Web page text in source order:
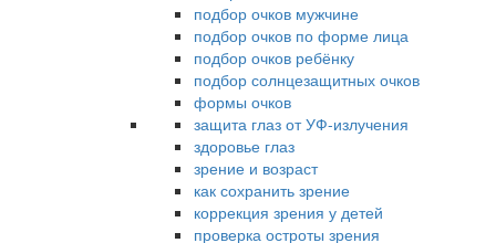
подбор очков мужчине
подбор очков по форме лица
подбор очков ребёнку
подбор солнцезащитных очков
формы очков
защита глаз от УФ-излучения
здоровье глаз
зрение и возраст
как сохранить зрение
коррекция зрения у детей
проверка остроты зрения